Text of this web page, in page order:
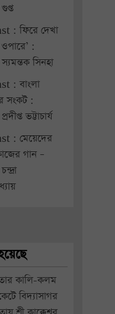
: ফিরে দেখা
:
সিনহা
: বাংলা
সংকট :
ভট্টাচার্য
: মেয়েদের
গান –
কালি-কলম
বিদ্যাসাগর